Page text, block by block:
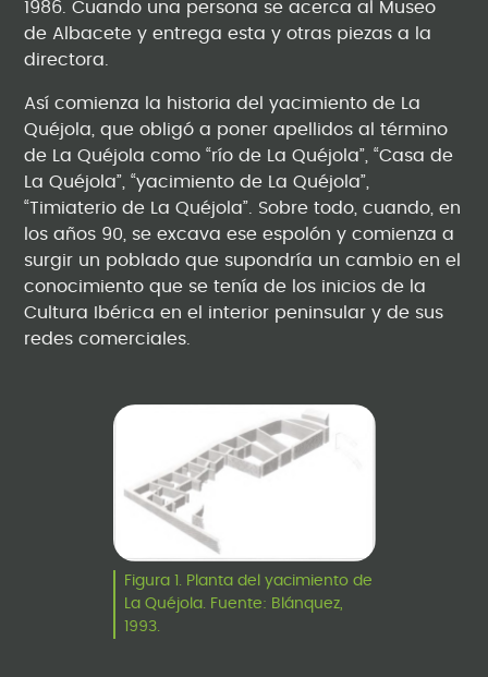
1986. Cuando una persona se acerca al Museo
de Albacete y entrega esta y otras piezas a la
directora.
Así comienza la historia del yacimiento de La
Quéjola, que obligó a poner apellidos al término
de La Quéjola como “río de La Quéjola”, “Casa de
La Quéjola”, “yacimiento de La Quéjola”,
“Timiaterio de La Quéjola”. Sobre todo, cuando, en
los años 90, se excava ese espolón y comienza a
surgir un poblado que supondría un cambio en el
conocimiento que se tenía de los inicios de la
Cultura Ibérica en el interior peninsular y de sus
redes comerciales.
Figura 1. Planta del yacimiento de
La Quéjola. Fuente: Blánquez,
1993.